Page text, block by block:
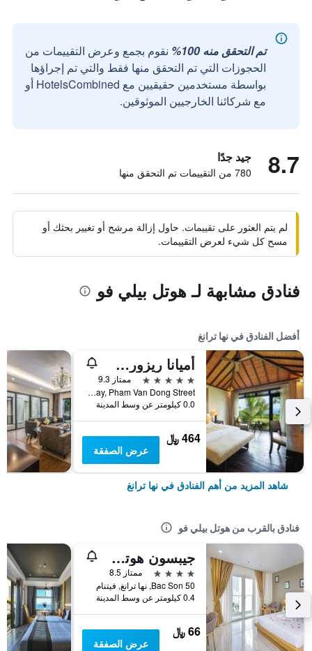
تم التحقق منه 100%
نقوم بجمع وعرض التقييمات من
الحجوزات التي تم التحقق منها فقط والتي تم إجراؤها
بواسطة مستخدمين حقيقيين مع HotelsCombined أو
مع شركائنا الخارجيين الموثوقين.
8.7 جيد جدًا
780 من التقييمات تم التحقق منها
لم يتم العثور على تقييمات. حاول إزالة مرشح أو تغيير بحثك أو
مسح كل شيء لعرض التقييمات.
فنادق مشابهة لـ هوتل بيلي فو
أفضل الفنادق في نها ترانغ
أميانا ريزورت نها ترانج
5 نجوم
ممتاز 9.3
Nha Trang Bay, Pham Van Dong Street, نها ترانغ, فيتنام
0.0 كيلومتر عن وسط المدينة
464 ﷼
عرض الصفقة
شاهد المزيد من أهم الفنادق في نها ترانغ
فنادق بالقرب من هوتل بيلي فو
جيبسون هوتل نها ترانج
4 نجوم
ممتاز 8.5
50 Bac Son, نها ترانغ, فيتنام
0.4 كيلومتر عن وسط المدينة
66 ﷼
عرض الصفقة